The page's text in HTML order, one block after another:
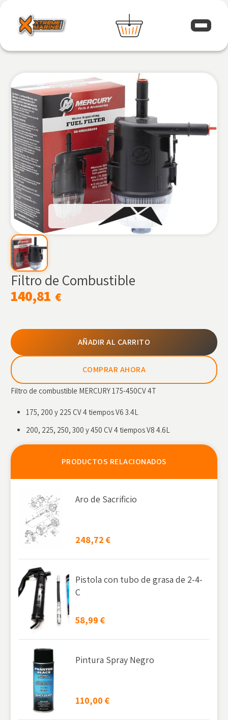
Filtro de Combustible
140,81 €
AÑADIR AL CARRITO
COMPRAR AHORA
Filtro de combustible MERCURY 175-450CV 4T
175, 200 y 225 CV 4 tiempos V6 3.4L
200, 225, 250, 300 y 450 CV 4 tiempos V8 4.6L
PRODUCTOS RELACIONADOS
Aro de Sacrificio
248,72€
Pistola con tubo de grasa de 2-4-
C
58,99€
Pintura Spray Negro
110,00€